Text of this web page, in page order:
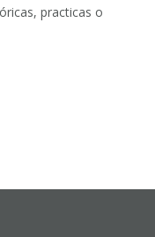
practicas o